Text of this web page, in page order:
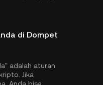
di Dompet
adalah aturan
Jika